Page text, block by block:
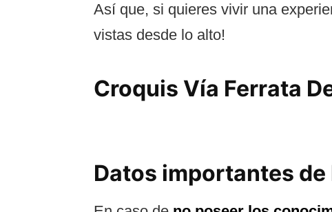
Así que, si quieres vivir una
vistas desde lo alto!
Croquis Vía Ferrata
Datos importantes de